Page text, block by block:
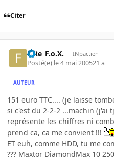
Citer
FiRe_F.o.X. INpactien
Posté(e) le 4 mai 200521 a
AUTEUR
151 euro TTC.... (je laisse
si c'est du 2-2-2 ...machin (j'ai
représente les chiffres ni
prend ca, ca me convient !!!
ET euh, comme HDD, tu me
??? Maxtor DiamondMax 10